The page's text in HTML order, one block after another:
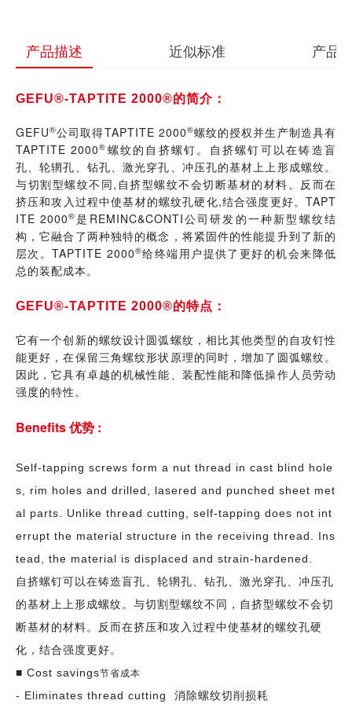
产品描述 近似标准 产品
GEFU®-TAPTITE 2000®的简介：
GEFU®公司取得TAPTITE 2000®螺纹的授权并生产制造具有
TAPTITE 2000® 螺纹的自挤螺钉。自挤螺钉可以在铸造盲
孔、轮辋孔、钻孔、激光穿孔、冲压孔的基材上上形成螺纹。
与切割型螺纹不同, 自挤型螺纹不会切断基材的材料。反而在
挤压和攻入过程中使基材的螺纹孔硬化,结合强度更好。TAPT
ITE 2000®是 REMINC&CONTI公司研发的一种新型螺纹结
构，它融合了两种独特的概念，将紧固件的性能提升到了新的
层次。TAPTITE 2000®给终端用户提供了更好的机会来降低
总的装配成本。
GEFU®-TAPTITE 2000®的特点：
它有一个创新的螺纹设计圆弧螺纹，相比其他类型的自攻钉性
能更好，在保留三角螺纹形状原理的同时，增加了圆弧螺纹。
因此，它具有卓越的机械性能、装配性能和降低操作人员劳动
强度的特性。
Benefits 优势 :
Self-tapping screws form a nut thread in cast blind hole
s, rim holes and drilled, lasered and punched sheet met
al parts. Unlike thread cutting, self-tapping does not int
errupt the material structure in the receiving thread. Ins
tead, the material is displaced and strain-hardened.
自挤螺钉可以在铸造盲孔、轮辋孔、钻孔、激光穿孔、冲压孔
的基材上上形成螺纹。与切割型螺纹不同，自挤型螺纹不会切
断基材的材料。反而在挤压和攻入过程中使基材的螺纹孔硬
化，结合强度更好。
■ Cost savings节省成本
- Eliminates thread cutting 消除螺纹切削损耗